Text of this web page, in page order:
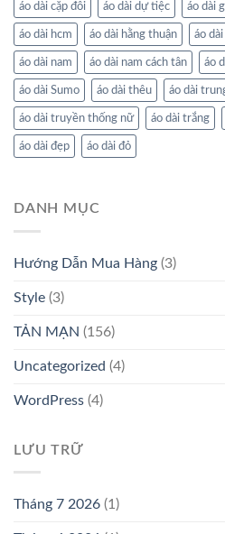
áo dài cặp đôi áo dài dự tiệc áo dài
áo dài hcm áo dài hằng thuận áo
áo dài nam áo dài nam cách tân áo
áo dài Sumo áo dài thêu áo dài
áo dài truyền thống nữ áo dài trắng
áo dài đẹp áo dài đỏ
DANH MỤC
Hướng Dẫn Mua Hàng (3)
Style (3)
TẢN MẠN (156)
Uncategorized (4)
WordPress (4)
LƯU TRỮ
Tháng 7 2026 (1)